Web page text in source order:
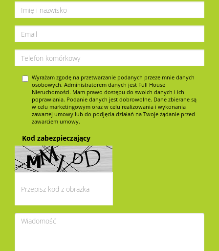
Wyrażam zgodę na przetwarzanie podanych przeze mnie danych
osobowych. Administratorem danych jest Full House
Nieruchomości. Mam prawo dostępu do swoich danych i ich
poprawiania. Podanie danych jest dobrowolne. Dane zbierane są
w celu marketingowym oraz w celu realizowania i wykonania
zawartej umowy lub do podjęcia działań na Twoje żądanie przed
zawarciem umowy.
Kod zabezpieczający